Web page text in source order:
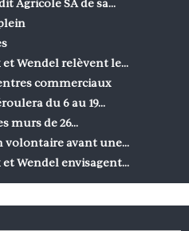
Agricole SA de sa…
Wendel relèvent le…
commerciaux
du 6 au 19…
murs de 26…
volontaire avant une…
Wendel envisagent…